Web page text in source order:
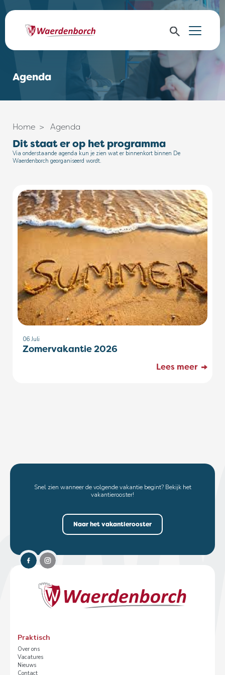
Agenda
Home Agenda
Dit staat er op het programma
Via onderstaande agenda kun je zien wat er binnenkort binnen De
Waerdenborch georganiseerd wordt.
06 Juli
Zomervakantie 2026
Lees meer
Snel zien wanneer de volgende vakantie begint? Bekijk het
vakantierooster!
Naar het vakantierooster
Praktisch
Over ons
Vacatures
Nieuws
Contact